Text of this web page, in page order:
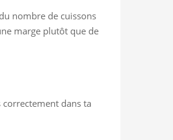
nombre de cuissons
marge plutôt que de
dans ta